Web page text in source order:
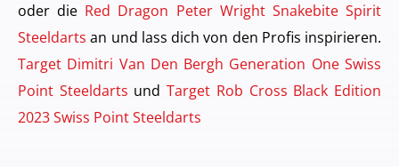
oder die Red Dragon Peter Wright Snakebite Spirit
Steeldarts an und lass dich von den Profis inspirieren.
Target Dimitri Van Den Bergh Generation One Swiss
Point Steeldarts undTarget Rob Cross Black Edition
2023 Swiss Point Steeldarts